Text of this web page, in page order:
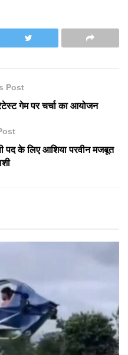
Post
गेम पर चर्चा का आयोजन
पद के लिए आशिया परवीन मजबूत